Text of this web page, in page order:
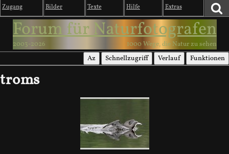
Zugang Bilder Texte Hilfe Extras
Forum für Naturfotografen
2003-2026 1000 Wege, die Natur zu sehen
Az Schnellzugriff Verlauf Funktionen
troms